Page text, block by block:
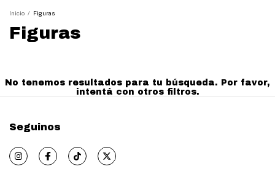
Inicio / Figuras
Figuras
No tenemos resultados para tu búsqueda. Por favor,
intentá con otros filtros.
Seguinos